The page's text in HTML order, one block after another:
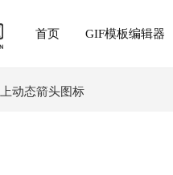
首页 GIF模板编辑器
动态箭头图标